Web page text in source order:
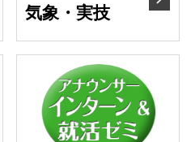
気象・実技
7月スタート・ナレ基